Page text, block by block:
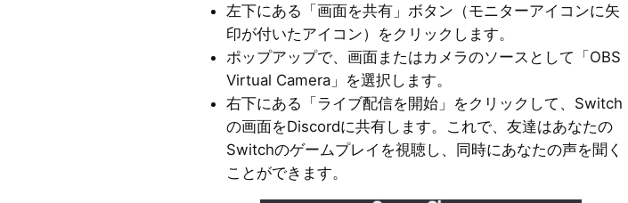
左下にある「画面を共有」ボタン（モニターアイコンに矢
印が付いたアイコン）をクリックします。
ポップアップで、画面またはカメラのソースとして「OBS
Virtual Camera」を選択します。
右下にある「ライブ配信を開始」をクリックして、Switch
の画面をDiscordに共有します。これで、友達はあなたの
Switchのゲームプレイを視聴し、同時にあなたの声を聞く
ことができます。